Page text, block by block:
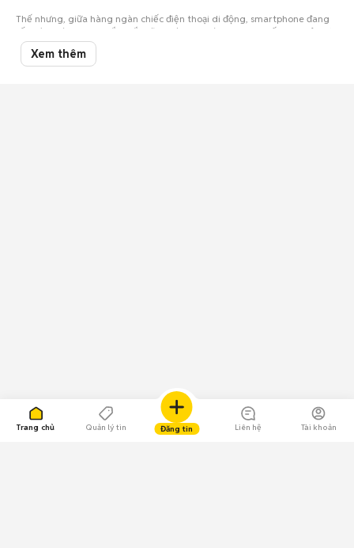
Trang chủ Quản lý tin Đăng tin Liên hệ Tài khoản
Thế nhưng, giữa hàng ngàn chiếc điện thoại di động, smartphone đang
rất thịnh hành, bạn chắc chắn sẽ vô cùng choáng ngợp, khiến cho việc lựa
chọn trở nên vô cùng khó khăn. Nhất là khi hầu bao eo hẹp thì việc cân
nhắc nên mua điện thoại cũ hay mới, mua của hãng điện thoại nào... lại
càng khó giải quyết.
Xem thêm